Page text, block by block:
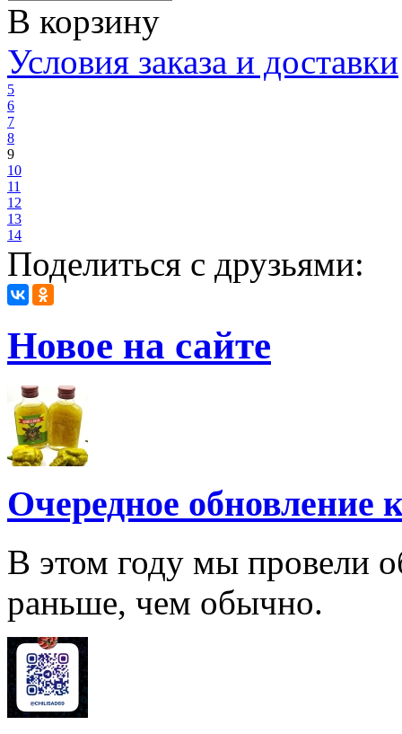
В корзину
Условия заказа и доставки
5
6
7
8
9
10
11
12
13
14
Поделиться с друзьями:
Новое на сайте
Очередное обновление
В этом году мы провели
раньше, чем обычно.